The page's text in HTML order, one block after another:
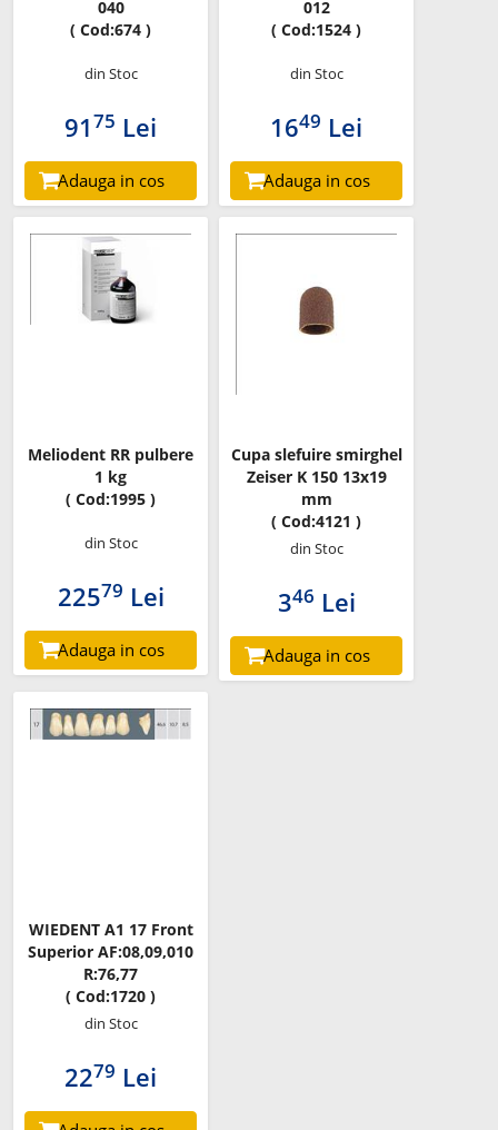
040
( Cod:674 )
din Stoc
9175 Lei
Adauga in cos
012
( Cod:1524 )
din Stoc
1649 Lei
Adauga in cos
Meliodent RR pulbere
1 kg
( Cod:1995 )
din Stoc
22579 Lei
Adauga in cos
Cupa slefuire smirghel
Zeiser K 150 13x19
mm
( Cod:4121 )
din Stoc
346 Lei
Adauga in cos
WIEDENT A1 17 Front
Superior AF:08,09,010
R:76,77
( Cod:1720 )
din Stoc
2279 Lei